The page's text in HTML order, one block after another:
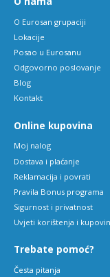
O Eurosan grupaciji
Lokacije
Posao u Eurosanu
Odgovorno poslovanje
Blog
Kontakt
Online kupovina
Moj nalog
Dostava i plaćanje
Reklamacija i povrati
Pravila Bonus programa
Sigurnost i privatnost
Uvjeti korištenja i
Trebate pomoć?
Česta pitanja